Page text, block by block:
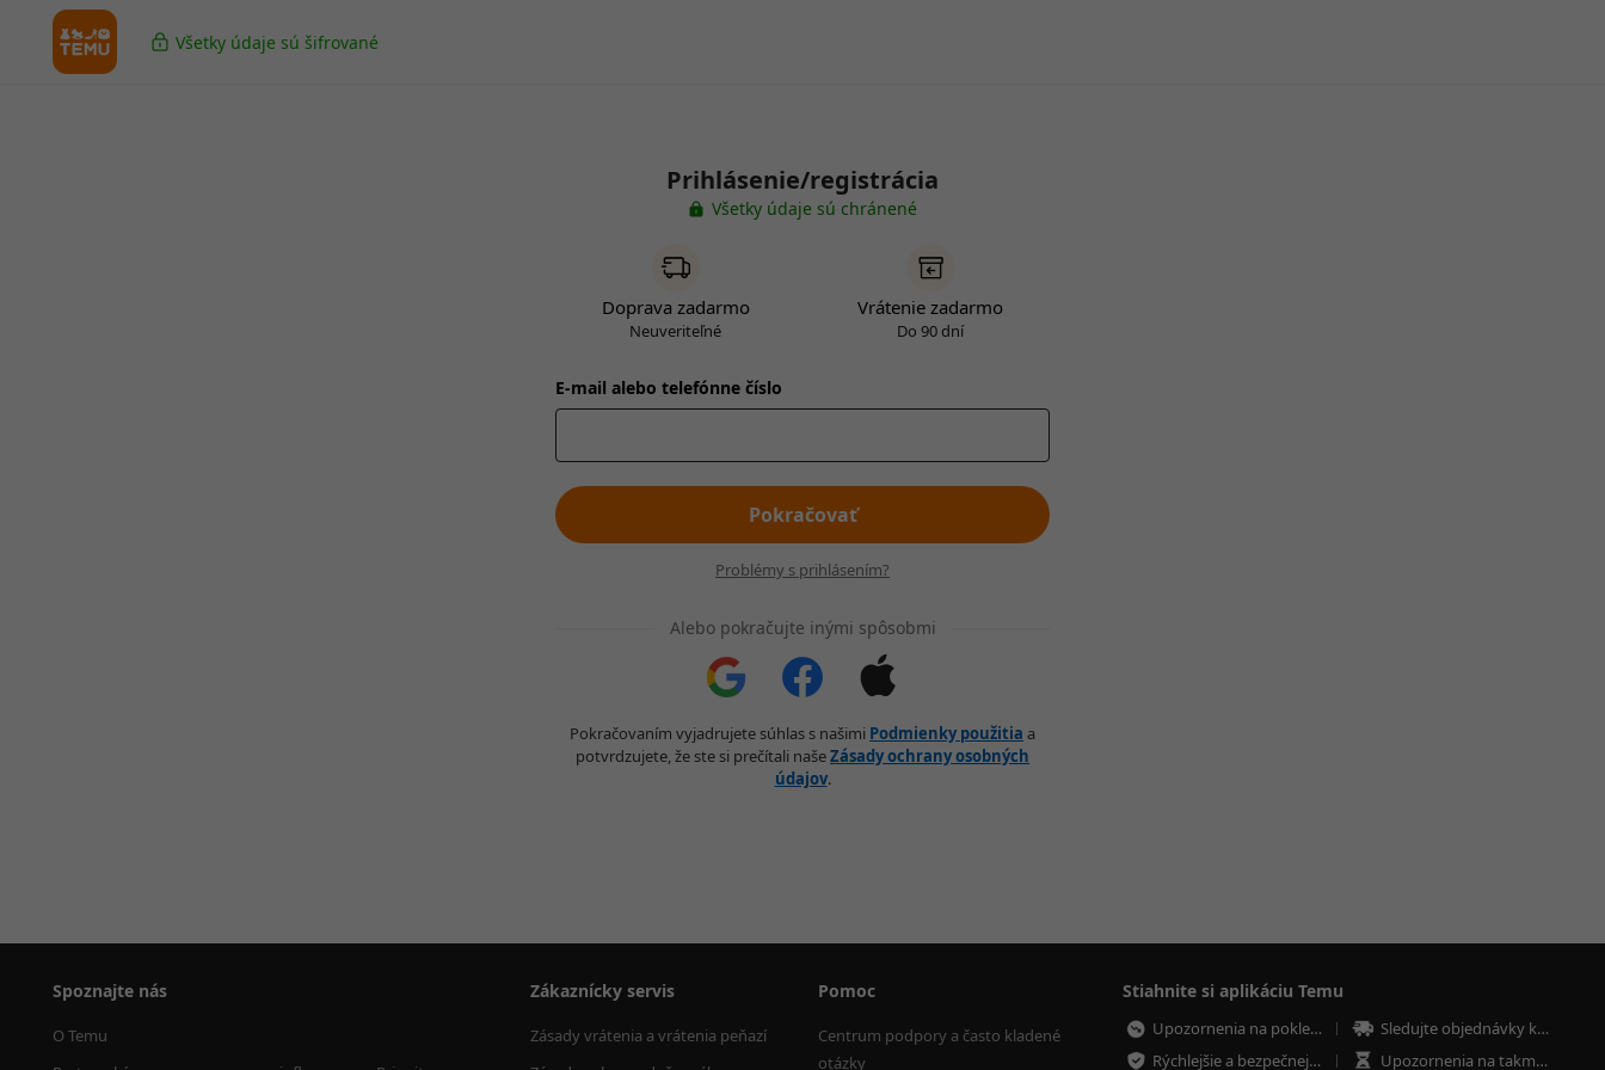
Všetky údaje sú šifrované
Prihlásenie/registrácia
Všetky údaje sú chránené
Doprava zadarmo
Neuveriteľné
Vrátenie zadarmo
Do 90 dní
E-mail alebo telefónne číslo
Pokračovať
Problémy s prihlásením?
Alebo pokračujte inými spôsobmi
Pokračovaním vyjadrujete súhlas s našimi Podmienky použitia a
potvrdzujete, že ste si prečítali našeZásady ochrany osobných
údajov.
Spoznajte nás
O Temu
Zákaznícky servis
Zásady vrátenia a vrátenia peňazí
Pomoc
Centrum podpory a často kladené
otázky
Stiahnite si aplikáciu Temu
Upozornenia na poklesy cien
Sledujte objednávky kdekoľvek
Rýchlejšie a bezpečnejšie platby
Upozornenia na takmer vypredané položky